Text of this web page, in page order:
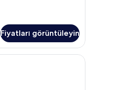
Fiyatları görüntüleyin